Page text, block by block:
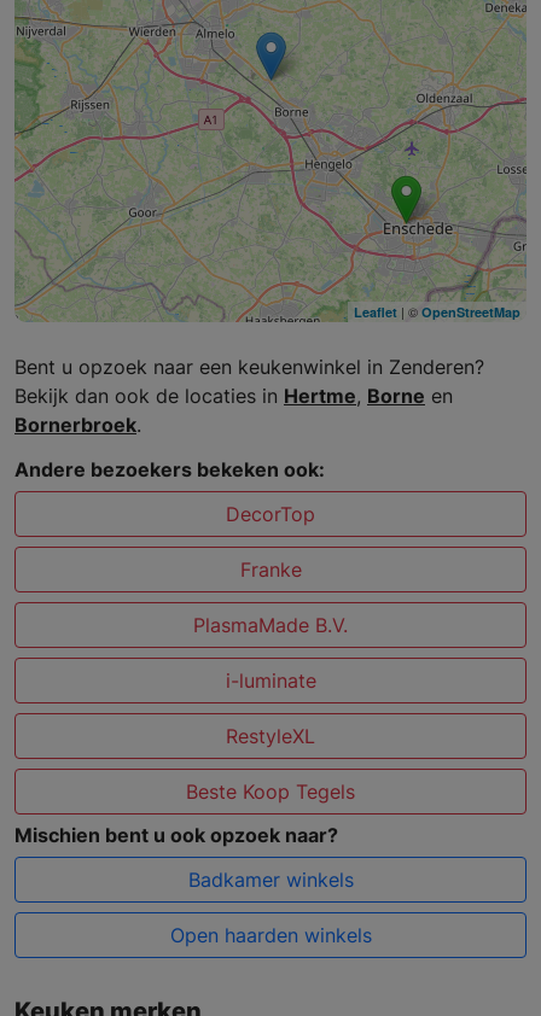
Leaflet | © OpenStreetMap
Bent u opzoek naar een keukenwinkel in Zenderen?
Bekijk dan ook de locaties in Hertme, Borne en
Bornerbroek.
Andere bezoekers bekeken ook:
DecorTop
Franke
PlasmaMade B.V.
i-luminate
RestyleXL
Beste Koop Tegels
Mischien bent u ook opzoek naar?
Badkamer winkels
Open haarden winkels